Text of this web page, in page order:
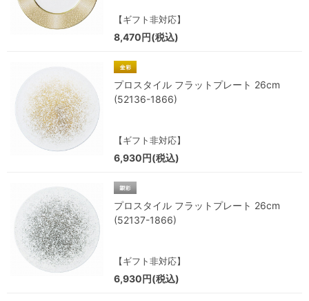
【ギフト非対応】
8,470円(税込)
プロスタイル フラットプレート 26cm
(52136-1866)
【ギフト非対応】
6,930円(税込)
プロスタイル フラットプレート 26cm
(52137-1866)
【ギフト非対応】
6,930円(税込)